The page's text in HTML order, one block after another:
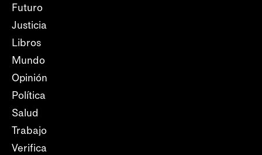
Futuro
Justicia
Libros
Mundo
Opinión
Política
Salud
Trabajo
Verifica